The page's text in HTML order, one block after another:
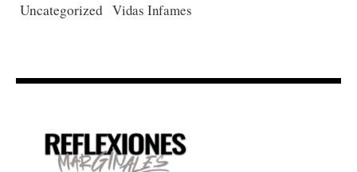
Uncategorized Vidas Infames